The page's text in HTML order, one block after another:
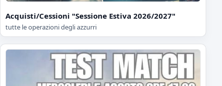
Acquisti/Cessioni "Sessione Estiva 2026/2027"
tutte le operazioni degli azzurri